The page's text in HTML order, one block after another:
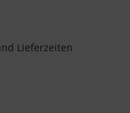
Lieferzeiten